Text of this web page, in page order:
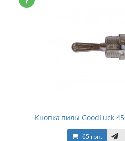
Кнопка пилы GoodLuck
65 грн.